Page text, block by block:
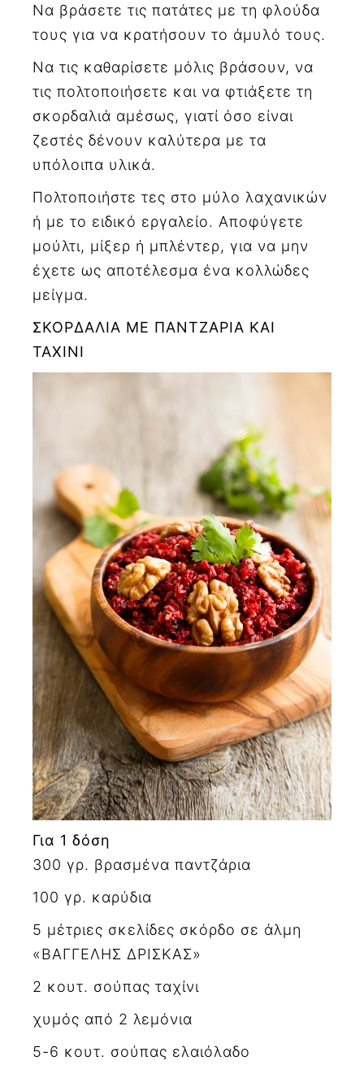
Να βράσετε τις πατάτες με τη φλούδα
τους για να κρατήσουν το άμυλό τους.
Να τις καθαρίσετε μόλις βράσουν, να
τις πολτοποιήσετε και να φτιάξετε τη
σκορδαλιά αμέσως, γιατί όσο είναι
ζεστές δένουν καλύτερα με τα
υπόλοιπα υλικά.
Πολτοποιήστε τες στο μύλο λαχανικών
ή με το ειδικό εργαλείο. Αποφύγετε
μούλτι, μίξερ ή μπλέντερ, για να μην
έχετε ως αποτέλεσμα ένα κολλώδες
μείγμα.
ΣΚΟΡΔΑΛΙΑ ΜΕ ΠΑΝΤΖΑΡΙΑ ΚΑΙ
ΤΑΧΙΝΙ
Για 1 δόση
300 γρ. βρασμένα παντζάρια
100 γρ. καρύδια
5 μέτριες σκελίδες σκόρδο σε άλμη
«ΒΑΓΓΕΛΗΣ ΔΡΙΣΚΑΣ»
2 κουτ. σούπας ταχίνι
χυμός από 2 λεμόνια
5-6 κουτ. σούπας ελαιόλαδο